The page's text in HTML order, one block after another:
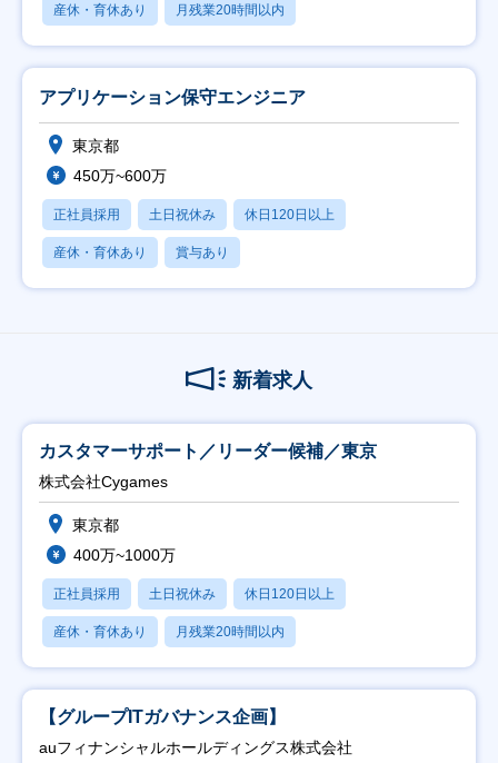
産休・育休あり 月残業20時間以内
アプリケーション保守エンジニア
東京都
450万~600万
正社員採用 土日祝休み 休日120日以上
産休・育休あり 賞与あり
新着求人
カスタマーサポート／リーダー候補／東京
株式会社Cygames
東京都
400万~1000万
正社員採用 土日祝休み 休日120日以上
産休・育休あり 月残業20時間以内
【グループITガバナンス企画】
auフィナンシャルホールディングス株式会社